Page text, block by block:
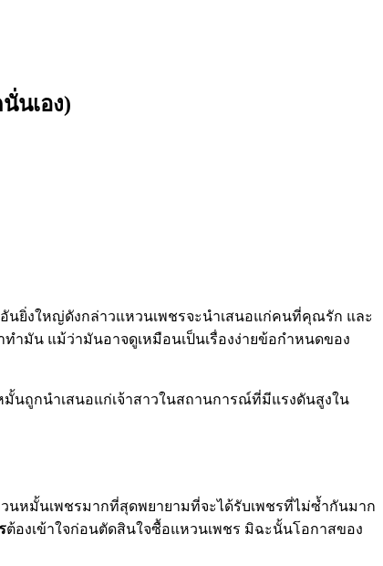
นเอง)
นยิ่งใหญ่ดังกล่าวแหวนเพชรจะนำเสนอแก่คนที่คุณรัก และ
ำมัน แม้ว่ามันอาจดูเหมือนเป็นเรื่องง่ายข้อกำหนดของ
ถูกนำเสนอแก่เจ้าสาวในสถานการณ์ที่มีแรงดันสูงใน
หมั้นเพชรมากที่สุดพยายามที่จะได้รับเพชรที่ไม่ซ้ำกันมาก
ต้องเข้าใจก่อนตัดสินใจซื้อแหวนเพชร มิฉะนั้นโอกาสของ